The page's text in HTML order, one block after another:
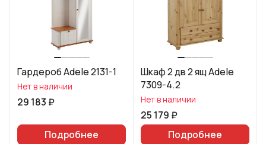
Гардероб Adele 2131-1
Нет в наличии
29 183 ₽
Подробнее
Шкаф 2 дв 2 ящ Adele
7309-4.2
Нет в наличии
25 179 ₽
Подробнее